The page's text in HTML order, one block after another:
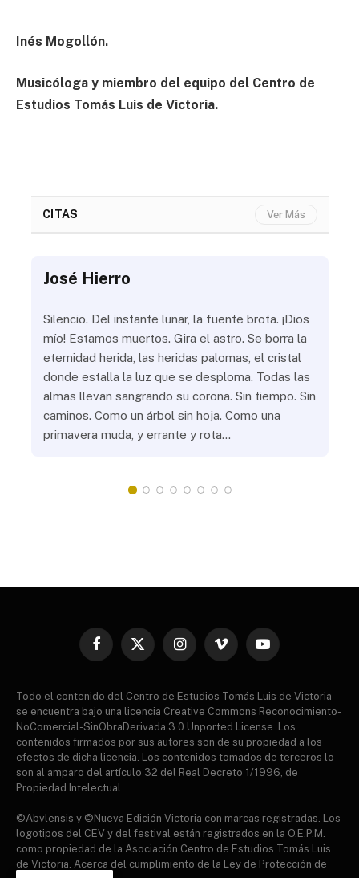
Inés Mogollón.
Musicóloga y miembro del equipo del Centro de
Estudios Tomás Luis de Victoria.
CITAS Ver Más
José Hierro
Silencio. Del instante lunar, la fuente brota. ¡Dios
mío! Estamos muertos. Gira el astro. Se borra la
eternidad herida, las heridas palomas, el cristal
donde estalla la luz que se desploma. Todas las
almas llevan sangrando su corona. Sin tiempo. Sin
caminos. Como un árbol sin hoja. Como una
primavera muda, y errante y rota…
Facebook
X
InstagramVimeo YouTube
Todo el contenido del Centro de Estudios Tomás Luis de Victoria
se encuentra bajo una licencia Creative Commons Reconocimiento-
NoComercial-SinObraDerivada 3.0 Unported License. Los
contenidos firmados por sus autores son de su propiedad a los
efectos de dicha licencia. Los contenidos tomados de terceros lo
son al amparo del artículo 32 del Real Decreto 1/1996, de
Propiedad Intelectual.
©Abvlensis y ©Nueva Edición Victoria con marcas registradas. Los
logotipos del CEV y del festival están registrados en la O.E.P.M.
como propiedad de la Asociación Centro de Estudios Tomás Luis
de Victoria. Acerca del cumplimiento de la Ley de Protección de